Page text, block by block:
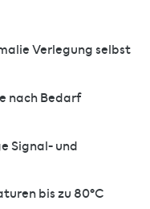
Verlegung selbst
nach Bedarf
Signal- und
bis zu 80°C